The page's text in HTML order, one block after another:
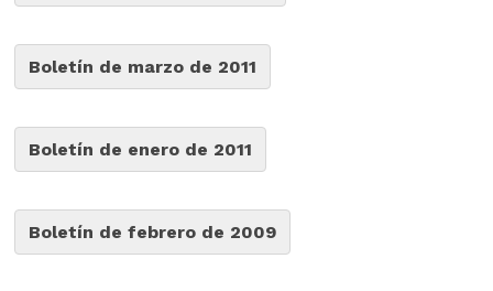
Boletín de marzo de 2011
Boletín de enero de 2011
Boletín de febrero de 2009